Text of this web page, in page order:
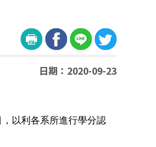
日期：2020-09-23
以利各系所進行學分認